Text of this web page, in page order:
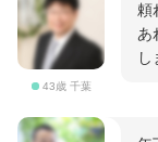
43歳 千葉
頼
あ